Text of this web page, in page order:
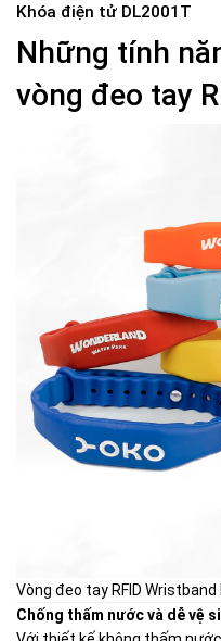
Khóa điện tử DL2001T
Những tính
vòng đeo tay
Vòng đeo tay RFID
Chống thấm nước và dễ vệ